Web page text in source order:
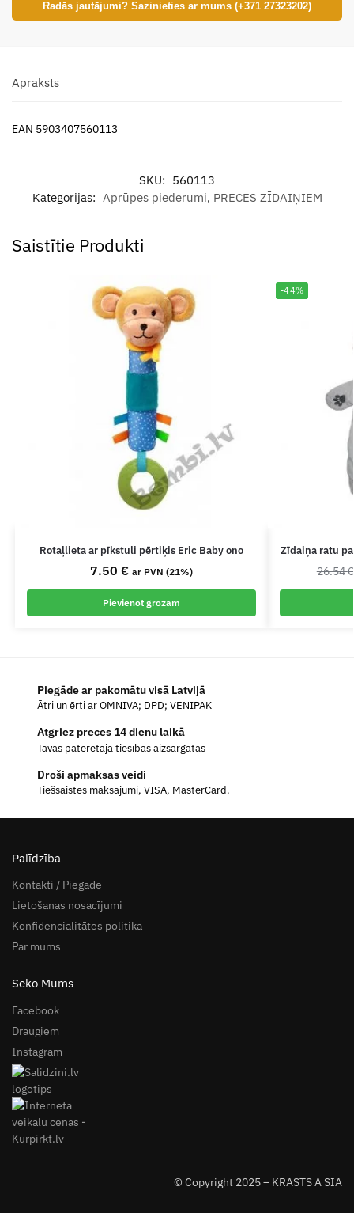
Radās jautājumi? Sazinieties ar mums (+371 27323202)
Apraksts
EAN 5903407560113
SKU: 560113
Kategorijas: Aprūpes piederumi, PRECES ZĪDAIŅIEM
Saistītie Produkti
Rotaļlieta ar pīkstuli pērtiķis Eric Baby ono
7.50 € ar PVN (21%)
Pievienot grozam
-44%
Zīdaiņa ratu
26.54€
Piegāde ar pakomātu visā Latvijā
Ātri un ērti ar OMNIVA; DPD; VENIPAK
Atgriez preces 14 dienu laikā
Tavas patērētāja tiesības aizsargātas
Droši apmaksas veidi
Tiešsaistes maksājumi, VISA, MasterCard.
Palīdzība
Kontakti / Piegāde
Lietošanas nosacījumi
Konfidencialitātes politika
Par mums
Seko Mums
Facebook
Draugiem
Instagram
© Copyright 2025 – KRASTS A SIA